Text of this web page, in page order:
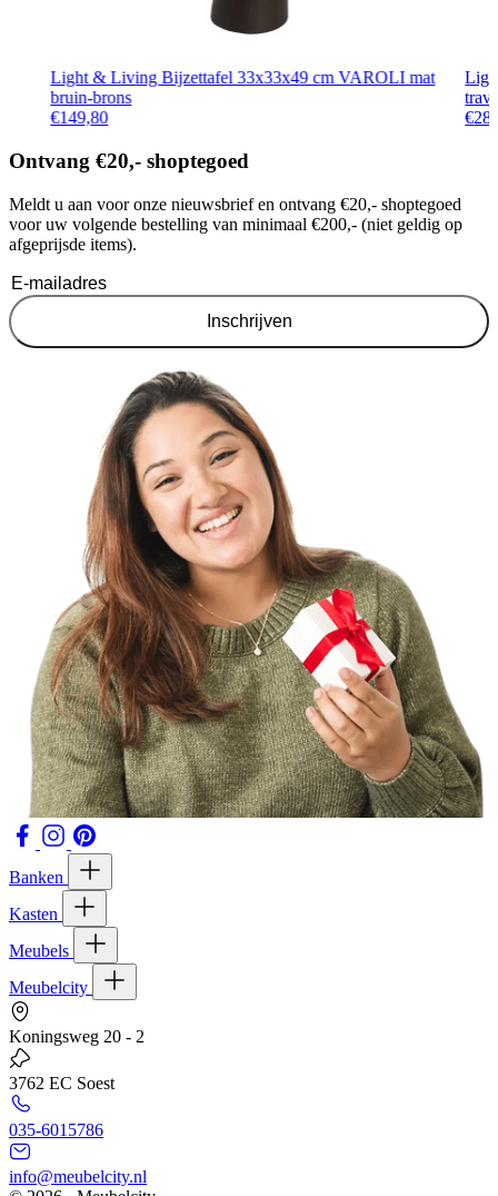
Light & Living Bijzettafel 33x33x49 cm VAROLI mat
bruin-brons
€149,80
€
Ontvang €20,- shoptegoed
Meldt u aan voor onze nieuwsbrief en ontvang €20,- shoptegoed
voor uw volgende bestelling van minimaal €200,- (niet geldig op
afgeprijsde items).
Inschrijven
Banken
Kasten
Meubels
Meubelcity
Koningsweg 20 - 2
3762 EC Soest
035-6015786
info@meubelcity.nl